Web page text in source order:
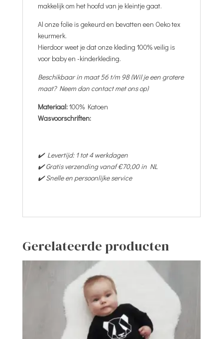
makkelijk om het hoofd van je kleintje gaat.
Al onze folie is gekeurd en bevatten een Oeko tex
keurmerk.
Hierdoor weet je dat onze kleding 100% veilig is
voor baby en -kinderkleding.
Beschikbaar in maat 56 t/m 98 (Wil je een grotere
maat? Neem dan contact met ons op)
Materiaal:100% Katoen
Wasvoorschriften:
✔️ Levertijd: 1 tot 4 werkdagen
✔️ Gratis verzending vanaf €70,00 in NL
✔️ Snelle en persoonlijke service
Gerelateerde producten